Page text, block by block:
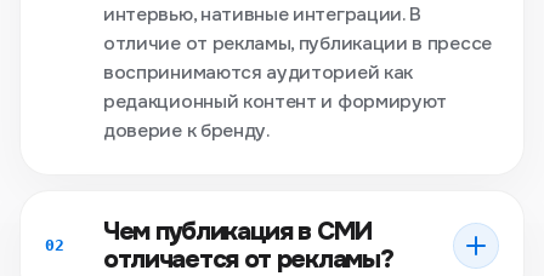
интервью, нативные интеграции. В
отличие от рекламы, публикации в прессе
воспринимаются аудиторией как
редакционный контент и формируют
доверие к бренду.
02
Чем публикация в СМИ
отличается от рекламы?